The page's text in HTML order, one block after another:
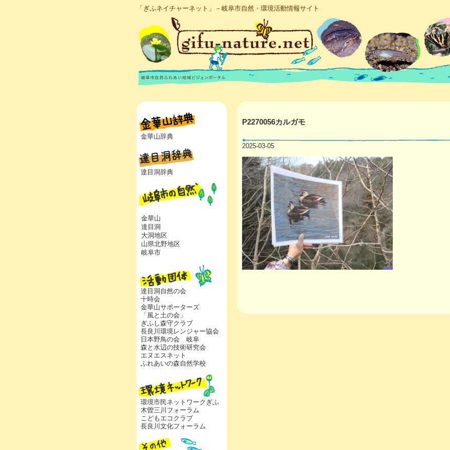
「ぎふネイチャーネット」－岐阜市自然・環境活動情報サイト
金華山辞典
達目洞辞典
金華山
達目洞
大洞地区
山県北野地区
岐阜市
達目洞自然の会
十時会
金華山サポーターズ
「風と土の会」
ぎふし森守クラブ
長良川環境レンジャー協会
日本野鳥の会 岐阜
森と水辺の技術研究会
エヌエスネット
ふれあいの森自然学校
環境市民ネットワークぎふ
木曽三川フォーラム
こどもエコクラブ
長良川文化フォーラム
P2270056カルガモ
2025-03-05